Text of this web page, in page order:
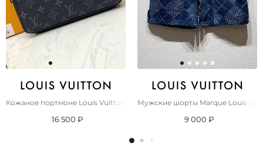
Кожаное портмоне Louis Vuitton Zippy XL premium 22x12x5 см
16 500 ₽
Мужские шорты Marque Louis
9 000 ₽